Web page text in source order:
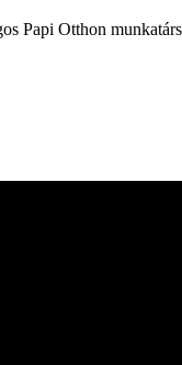
Papi Otthon